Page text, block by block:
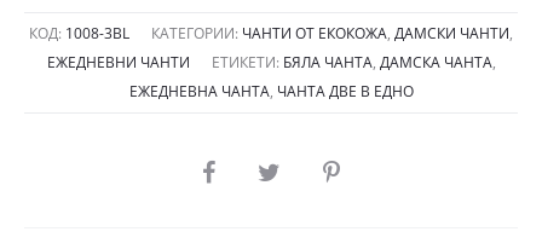
КОД: 1008-3BL КАТЕГОРИИ: ЧАНТИ ОТ ЕКОКОЖА, ДАМСКИ ЧАНТИ,
ЕЖЕДНЕВНИ ЧАНТИ
ЕТИКЕТИ: БЯЛА ЧАНТА, ДАМСКА ЧАНТА,
ЕЖЕДНЕВНА ЧАНТА, ЧАНТА ДВЕ В ЕДНО
SHARE